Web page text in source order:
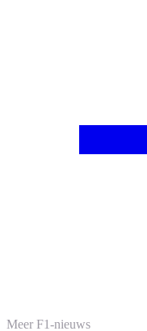
Meer F1-nieuws